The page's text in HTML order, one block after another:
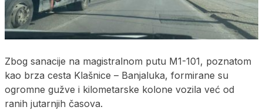
Zbog sanacije na magistralnom putu M1-101, poznatom
kao brza cesta Klašnice – Banjaluka, formirane su
ogromne gužve i kilometarske kolone vozila već od
ranih jutarnjih časova.